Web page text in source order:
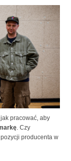
pracować, aby
. Czy
producenta w